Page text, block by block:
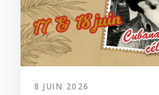
8 JUIN 2026